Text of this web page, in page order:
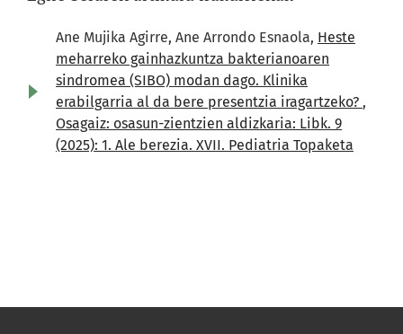
Ane Mujika Agirre, Ane Arrondo Esnaola, Heste
meharreko gainhazkuntza bakterianoaren
sindromea (SIBO) modan dago. Klinika
erabilgarria al da bere presentzia iragartzeko? ,
Osagaiz: osasun-zientzien aldizkaria: Libk. 9
(2025): 1. Ale berezia. XVII. Pediatria Topaketa